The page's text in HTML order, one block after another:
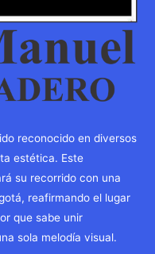
reconocido en diversos
estética. Este
su recorrido con una
reafirmando el lugar
que sabe unir
sola melodía visual.